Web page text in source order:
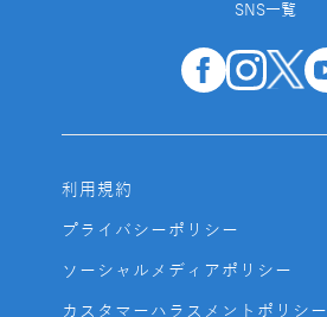
SNS一覧
利用規約
プライバシーポリシー
ソーシャルメディアポリシー
カスタマーハラスメントポリシー